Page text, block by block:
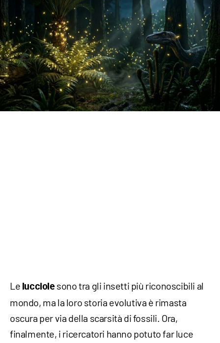
Le lucciolesono tra gli insetti più riconoscibili al
mondo, ma la loro storia evolutiva è rimasta
oscura per via della scarsità di fossili. Ora,
finalmente, i ricercatori hanno potuto far luce